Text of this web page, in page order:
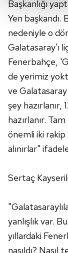
Her halükârda,
takdirde,
Sizlere daha iyi
Sitemizde
verileriniz
toplumu
kılınması ve
reklam/
Çerezlere ilişkin
için Ayarlar
Metnimizi
6698 sayılı
Başkanlığı
Yen başkandı.
nedeniyle o
Galatasaray'ı
Fenerbahçe,
de yerimiz
ve
şey hazırlanır,
hazırlanır.
önemli iki
alınırlar"
Sertaç
yanlışlık var.
yıllardaki
nasıldı?